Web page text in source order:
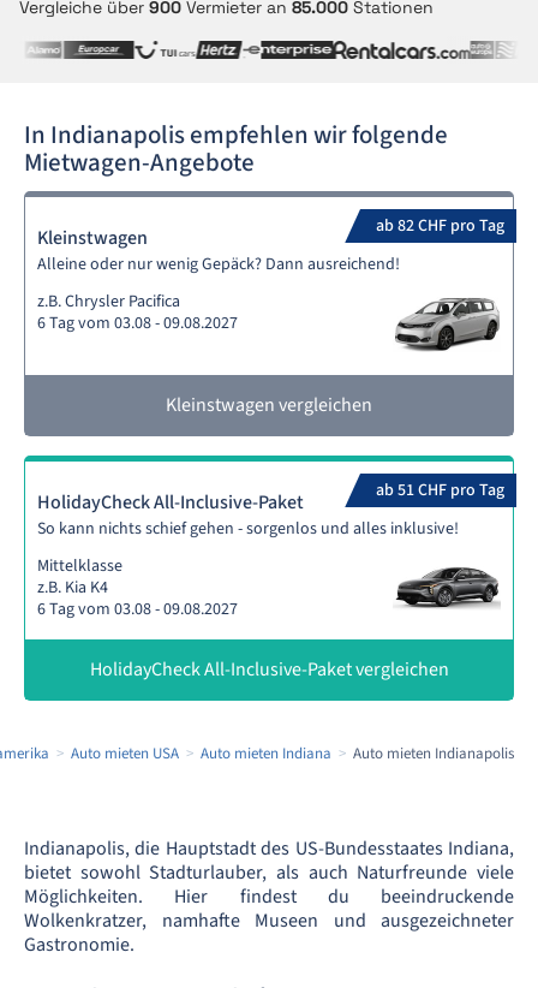
Vergleiche über 900 Vermieter an 85.000 Stationen
In Indianapolis empfehlen wir folgende
Mietwagen-Angebote
ab 82 CHF pro Tag
Kleinstwagen
Alleine oder nur wenig Gepäck? Dann ausreichend!
z.B. Chrysler Pacifica
6 Tag vom 03.08 - 09.08.2027
Kleinstwagen vergleichen
ab 51 CHF pro Tag
HolidayCheck All-Inclusive-Paket
So kann nichts schief gehen - sorgenlos und alles inklusive!
Mittelklasse
z.B. Kia K4
6 Tag vom 03.08 - 09.08.2027
HolidayCheck All-Inclusive-Paket vergleichen
Auto mieten USA Auto mieten Indiana Auto mieten Indianapolis
Indianapolis, die Hauptstadt des US-Bundesstaates Indiana,
bietet sowohl Stadturlauber, als auch Naturfreunde viele
Möglichkeiten. Hier findest du beeindruckende
Wolkenkratzer, namhafte Museen und ausgezeichneter
Gastronomie.